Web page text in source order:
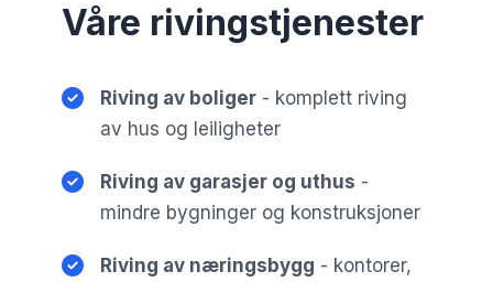
Våre rivingstjenester
Riving av boliger- komplett riving
av hus og leiligheter
Riving av garasjer og uthus -
mindre bygninger og konstruksjoner
Riving av næringsbygg - kontorer,